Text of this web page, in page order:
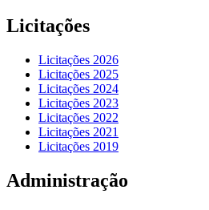
Licitações
Licitações 2026
Licitações 2025
Licitações 2024
Licitações 2023
Licitações 2022
Licitações 2021
Licitações 2019
Administração